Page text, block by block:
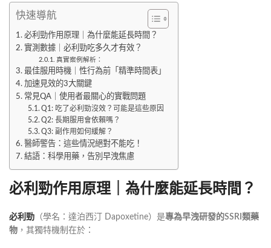
快速導航
必利勁作用原理｜為什麼能延長時間？
實測數據｜必利勁吃多久才有效？
真實案例解析：
最佳服用時機｜性行為前「精準時間表」
加速見效的3大關鍵
常見QA｜使用者最關心的實戰問題
Q1: 吃了必利勁沒效？可能是這些原因
Q2: 長期服用會依賴嗎？
Q3: 副作用如何緩解？
醫師警告：這些情況絕對不能吃！
結語：科學用藥，告別早洩焦慮
必利勁作用原理｜為什麼能延長時間？
必利勁 （學名：達泊西汀 Dapoxetine）是專為早洩研發的SSRI類藥
物 ，其獨特機制在於：